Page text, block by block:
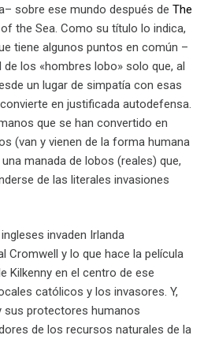
sobre ese mundo después de The
the Sea. Como su título lo indica,
tiene algunos puntos en común –
los «hombres lobo» solo que, al
un lugar de simpatía con esas
en justificada autodefensa.
que se han convertido en
(van y vienen de la forma humana
manada de lobos (reales) que,
de las literales invasiones
invaden Irlanda
Cromwell y lo que hace la película
Kilkenny en el centro de ese
católicos y los invasores. Y,
sus protectores humanos
de los recursos naturales de la